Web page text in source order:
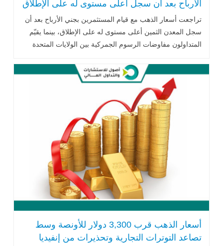
الأرباح بعد أن سجل أعلى مستوى له على الإطلاق
تراجعت أسعار الذهب مع قيام المستثمرين بجني الأرباح بعد أن
سجل المعدن الثمين أعلى مستوى له على الإطلاق، بينما يقيّم
المتداولون مفاوضات الرسوم الجمركية بين الولايات المتحدة
أسعار الذهب قرب 3,300 دولار للأونصة وسط
تصاعد التوترات التجارية وتحذيرات من إنفيديا